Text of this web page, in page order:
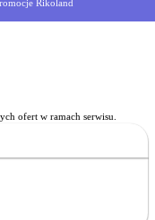
Rikoland
ofert w ramach serwisu.